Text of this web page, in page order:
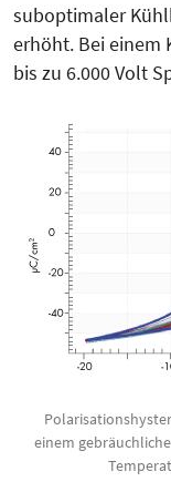
suboptimaler
erhöht. Bei einem
bis zu 6.000 Volt
einem